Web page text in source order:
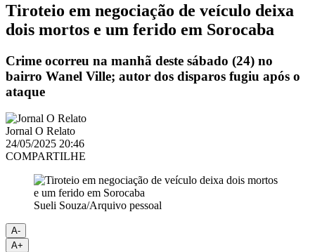
Tiroteio em negociação de veículo deixa
dois mortos e um ferido em Sorocaba
Crime ocorreu na manhã deste sábado (24) no
bairro Wanel Ville; autor dos disparos fugiu após o
ataque
Jornal O Relato
24/05/2025 20:46
COMPARTILHE
Sueli Souza/Arquivo pessoal
A-
A+